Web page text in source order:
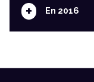
+ En 2016